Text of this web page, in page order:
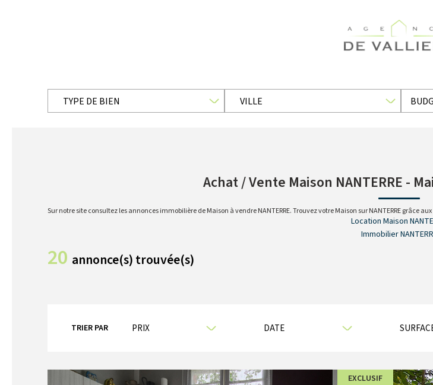
TYPE DE BIEN VILLE
Achat / Vente Maison NANTERRE -
Sur notre site consultez les annonces immobilière de Maison à vendre NANTERRE. Trouvez votre Maison sur NANTERRE grâce
Location Maison
Immobilier
20 annonce(s) trouvée(s)
TRIER PAR
EXCLUSIF